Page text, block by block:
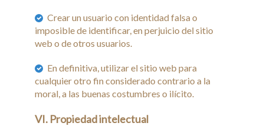
Crear un usuario con identidad falsa o
imposible de identificar, en perjuicio del sitio
web o de otros usuarios.
En definitiva, utilizar el sitio web para
cualquier otro fin considerado contrario a la
moral, a las buenas costumbres o ilícito.
VI. Propiedad intelectual